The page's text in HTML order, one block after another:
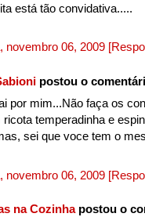
está tão convidativa.....
novembro 06, 2009
postou o
por mim...Não faça os
ricota temperadinha e
sei que voce tem o
novembro 06, 2009
na Cozinhapostou o